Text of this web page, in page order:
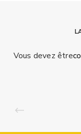
Vous devez être